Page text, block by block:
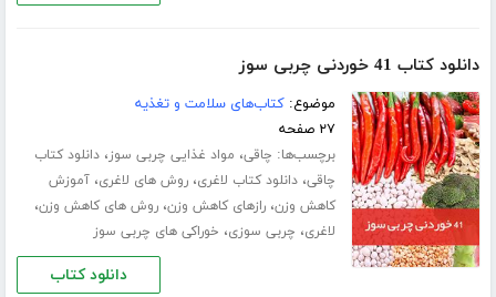
دانلود کتاب 41 خوردنی چربی سوز
موضوع:کتاب‌های سلامت و تغذیه
۲۷ صفحه
برچسب‌ها: چاقی، مواد غذایی چربی سوز،دانلود کتاب
چاقی،دانلود کتاب لاغری،روش های لاغری،آموزش
کاهش وزن،رازهای کاهش وزن،روش های کاهش وزن،
لاغری، چربی سوزی، خوراکی های چربی سوز
دانلود کتاب